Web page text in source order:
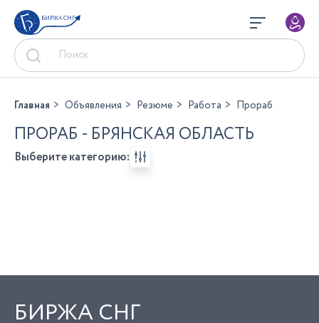
БИРЖА СНГ
Главная Объявления Резюме Работа Прораб
ПРОРАБ - БРЯНСКАЯ ОБЛАСТЬ
Выберите категорию:
БИРЖА СНГ